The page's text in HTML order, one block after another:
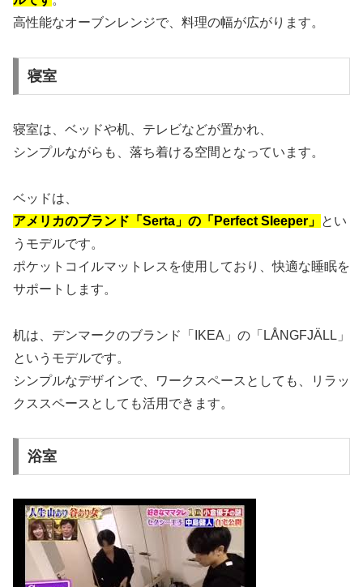
高性能なオーブンレンジで、料理の幅が広がります。
寝室
寝室は、ベッドや机、テレビなどが置かれ、
シンプルながらも、落ち着ける空間となっています。
ベッドは、
アメリカのブランド「Serta」の「Perfect Sleeper」 とい
うモデルです。
ポケットコイルマットレスを使用しており、快適な睡眠を
サポートします。
机は、デンマークのブランド「IKEA」の「LÅNGFJÄLL」
というモデルです。
シンプルなデザインで、ワークスペースとしても、リラッ
クススペースとしても活用できます。
浴室